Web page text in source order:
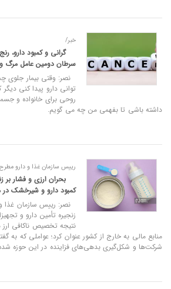
خبر/
گرانی و کمبود دارو،
سرطان دومین عامل مرگ و
نصر: وقتی بیمار
توانی دارو پیدا کنی
روحی برای خانواده و
داشته باشی تا بفهمی من چه می گویم.
رییس سازمان غذا و دارو
بحران ارزی و فشار بر
کمبود دارو و شیرخشک در
نصر: رییس سازمان غذا
زنجیره تأمین دارو و
نتیجه تخصیص ناکافی ارز
منابع مالی به خارج از کشور عنوان کرد؛ عواملی که
شرکت‌ها و شکل‌گیری بدهی‌های فزاینده در این حوزه